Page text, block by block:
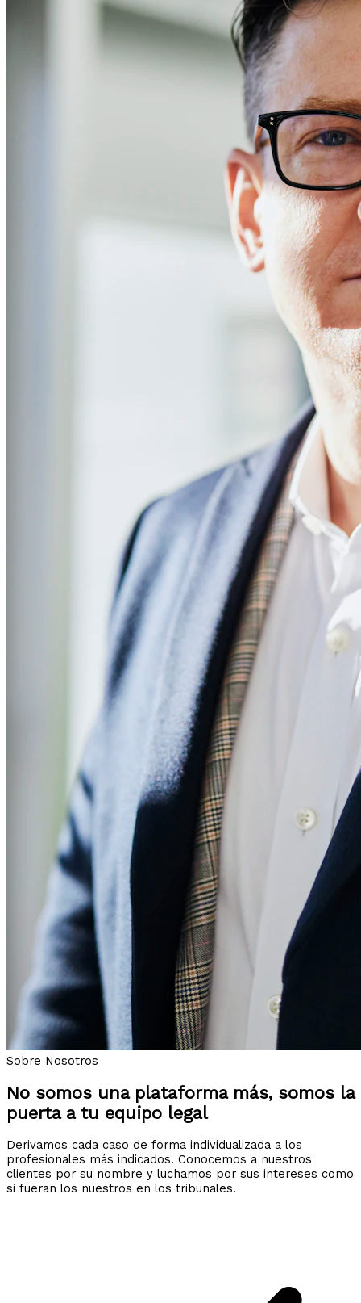
Sobre Nosotros
No somos una plataforma más, somos la
puerta a tu equipo legal
Derivamos cada caso de forma individualizada a los
profesionales más indicados. Conocemos a nuestros
clientes por su nombre y luchamos por sus intereses como
si fueran los nuestros en los tribunales.